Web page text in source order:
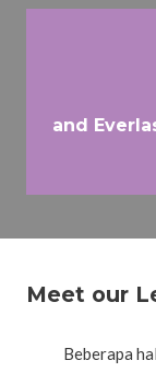
and
Meet our
Beberapa